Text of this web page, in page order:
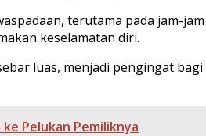
terutama pada jam-
keselamatan diri.
luas, menjadi pengingat
Pelukan Pemiliknya